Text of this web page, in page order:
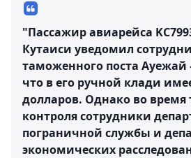
"Пассажир авиарейса
Кутаиси уведомил
таможенного поста Ауежай
что в его ручной клади
долларов. Однако во
контроля сотрудники
пограничной службы и
экономических